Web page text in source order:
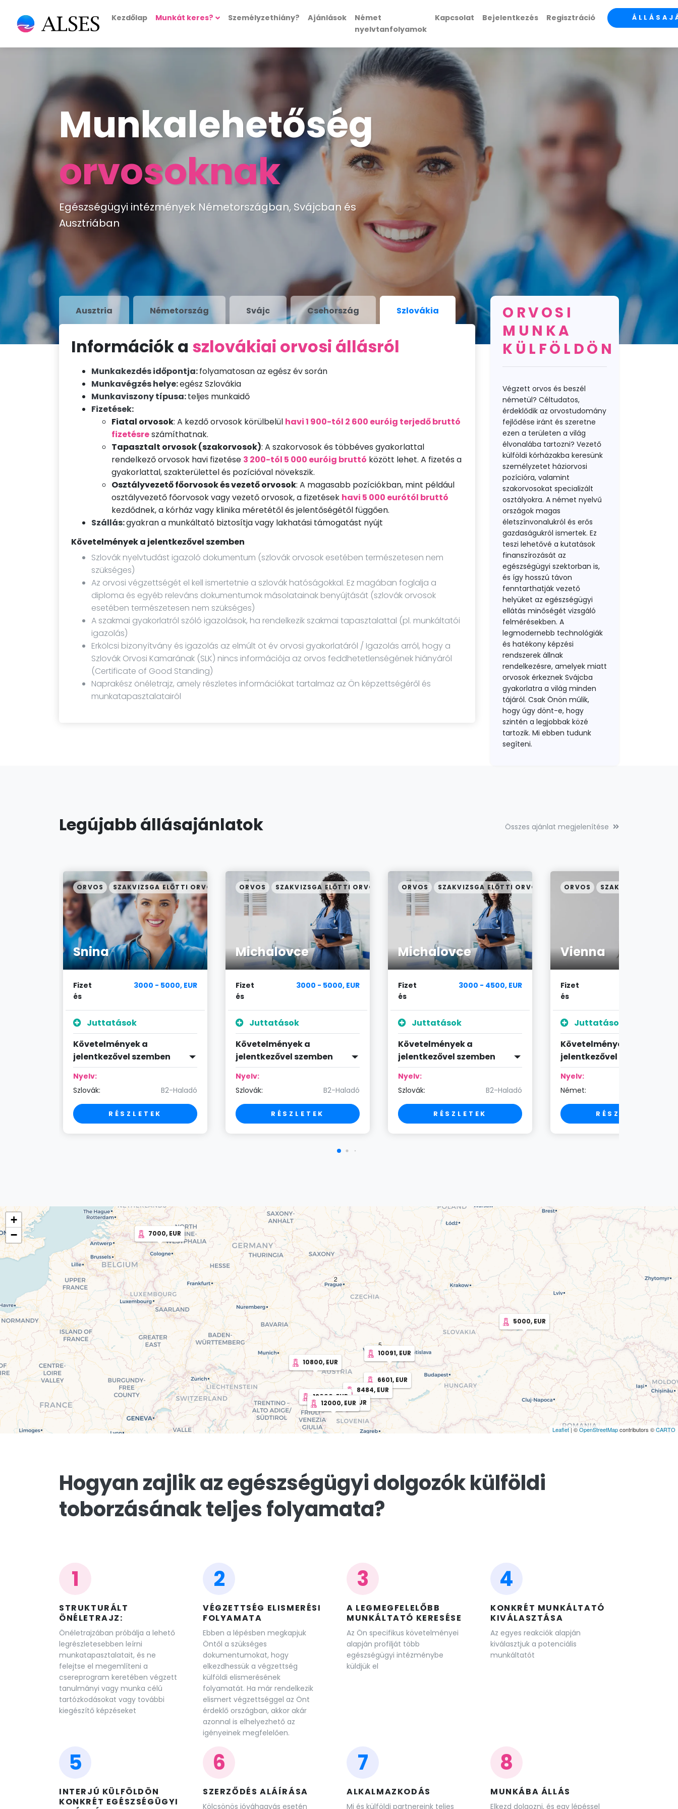
Kezdőlap Munkát keres? Személyzethiány? Ajánlások
Német
nyelvtanfolyamok
Kapcsolat Bejelentkezés Regisztráció
Munkalehetőség
orvosoknak
Egészségügyi intézmények Németországban, Svájcban és
Ausztriában
Ausztria Németország Svájc Csehország Szlovákia
Információk a szlovákiai orvosi állásról
Munkakezdés időpontja:folyamatosan az egész év során
Munkavégzés helye:egész Szlovákia
Munkaviszony típusa:teljes munkaidő
Fizetések:
Fiatal orvosok: A kezdő orvosok körülbelül havi 1 900-tól 2 600 euróig terjedő bruttó
fizetésreszámíthatnak.
Tapasztalt orvosok (szakorvosok): A szakorvosok és többéves gyakorlattal
rendelkező orvosok havi fizetése 3 200-tól 5 000 euróig bruttó között lehet. A fizetés a
gyakorlattal, szakterülettel és pozícióval növekszik.
Osztályvezető főorvosok és vezető orvosok: A magasabb pozíciókban, mint például
osztályvezető főorvosok vagy vezető orvosok, a fizetések havi 5 000 eurótól bruttó
kezdődnek, a kórház vagy klinika méretétől és jelentőségétől függően.
Szállás:gyakran a munkáltató biztosítja vagy lakhatási támogatást nyújt
Követelmények a jelentkezővel szemben
Szlovák nyelvtudást igazoló dokumentum (szlovák orvosok esetében természetesen nem
szükséges)
Az orvosi végzettségét el kell ismertetnie a szlovák hatóságokkal. Ez magában foglalja a
diploma és egyéb releváns dokumentumok másolatainak benyújtását (szlovák orvosok
esetében természetesen nem szükséges)
A szakmai gyakorlatról szóló igazolások, ha rendelkezik szakmai tapasztalattal (pl. munkáltatói
igazolás)
Erkölcsi bizonyítvány és igazolás az elmúlt öt év orvosi gyakorlatáról / Igazolás arról, hogy a
Szlovák Orvosi Kamarának (SLK) nincs információja az orvos feddhetetlenségének hiányáról
(Certificate of Good Standing)
Naprakész önéletrajz, amely részletes információkat tartalmaz az Ön képzettségéről és
munkatapasztalatairól
ORVOSI
MUNKA
KÜLFÖLDÖN
Végzett orvos és beszél
németül? Céltudatos,
érdeklődik az orvostudomány
fejlődése iránt és szeretne
ezen a területen a világ
élvonalába tartozni? Vezető
külföldi kórházakba keresünk
személyzetet háziorvosi
pozícióra, valamint
szakorvosokat specializált
osztályokra. A német nyelvű
országok magas
életszínvonalukról és erős
gazdaságukról ismertek. Ez
teszi lehetővé a kutatások
finanszírozását az
egészségügyi szektorban is,
és így hosszú távon
fenntarthatják vezető
helyüket az egészségügyi
ellátás minőségét vizsgáló
felmérésekben. A
legmodernebb technológiák
és hatékony képzési
rendszerek állnak
rendelkezésre, amelyek miatt
orvosok érkeznek Svájcba
gyakorlatra a világ minden
tájáról. Csak Önön múlik,
hogy úgy dönt-e, hogy
szintén a legjobbak közé
tartozik. Mi ebben tudunk
segíteni.
Legújabb állásajánlatok Összes ajánlat megjelenítése
Snina
ORVOS SZAKVIZSGA ELŐTTI ORVOS
Fizet
és
3000 - 5000, EUR
Juttatások
Követelmények a
jelentkezővel szemben
Nyelv:
Szlovák:
B2-Haladó
RÉSZLETEK
Michalovce
ORVOS SZAKVIZSGA ELŐTTI ORVOS
Fizet
és
3000 - 5000, EUR
Juttatások
Követelmények a
jelentkezővel szemben
Nyelv:
Szlovák:
B2-Haladó
RÉSZLETEK
Michalovce
ORVOS SZAKVIZSGA ELŐTTI ORVOS
Fizet
és
3000 - 4500, EUR
Juttatások
Követelmények a
jelentkezővel szemben
Nyelv:
Szlovák:
B2-Haladó
RÉSZLETEK
Vienna
ORVOS SZAKORVOS
Fizet
és
Juttatások
Követelmények a
jelentkezővel szemben
Nyelv:
Német:
RÉSZLETEK
2
2
5
7000, EUR
5000, EUR
10800, EUR
6601, EUR
10091, EUR
8484, EUR
12000, EUR
12000, EUR
12000, EUR
+
−
Leaflet| ©OpenStreetMapcontributors ©CARTO
Hogyan zajlik az egészségügyi dolgozók külföldi
toborzásának teljes folyamata?
1
STRUKTURÁLT
ÖNÉLETRAJZ:
Önéletrajzában próbálja a lehető
legrészletesebben leírni
munkatapasztalatait, és ne
felejtse el megemlíteni a
csereprogram keretében végzett
tanulmányi vagy munka célú
tartózkodásokat vagy további
kiegészítő képzéseket
2
VÉGZETTSÉG ELISMERÉSI
FOLYAMATA
Ebben a lépésben megkapjuk
Öntől a szükséges
dokumentumokat, hogy
elkezdhessük a végzettség
külföldi elismerésének
folyamatát. Ha már rendelkezik
elismert végzettséggel az Önt
érdeklő országban, akkor akár
azonnal is elhelyezhető az
igényeinek megfelelően.
3
A LEGMEGFELELŐBB
MUNKÁLTATÓ KERESÉSE
Az Ön specifikus követelményei
alapján profilját több
egészségügyi intézménybe
küldjük el
4
KONKRÉT MUNKÁLTATÓ
KIVÁLASZTÁSA
Az egyes reakciók alapján
kiválasztjuk a potenciális
munkáltatót
5
INTERJÚ KÜLFÖLDÖN
KONKRÉT EGÉSZSÉGÜGYI
6
SZERZŐDÉS ALÁÍRÁSA
Kölcsönös jóváhagyás esetén
7
ALKALMAZKODÁS
Mi és külföldi partnereink teljes
8
MUNKÁBA ÁLLÁS
Elkezd dolgozni, és egy lépéssel